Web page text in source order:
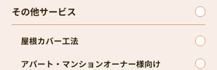
その他サービス
屋根カバー工法
アパート・マンションオーナー様向け